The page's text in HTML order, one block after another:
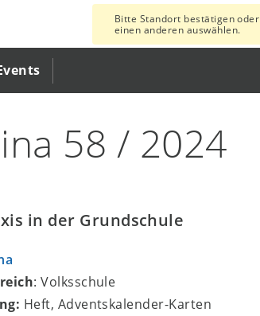
Bitte Standort bestätigen oder
einen anderen auswählen.
58 / 2024
in der Grundschule
: Volksschule
Heft, Adventskalender-Karten